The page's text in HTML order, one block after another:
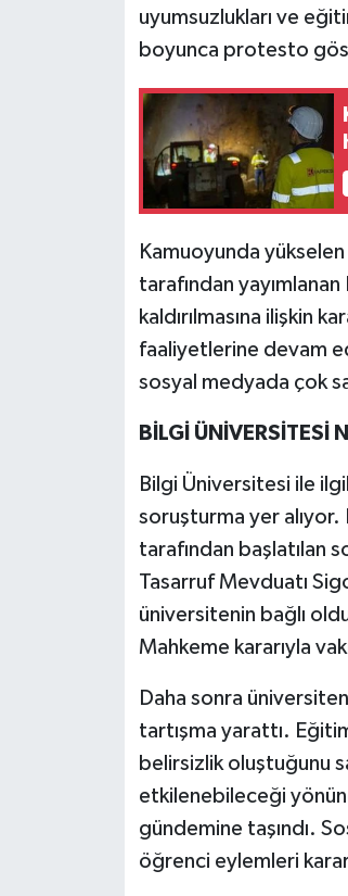
uyumsuzlukları ve
boyunca protesto
Kamuoyunda yükselen
tarafından
kaldırılmasına ilişkin
faaliyetlerine devam
sosyal medyada çok
BİLGİ ÜNİVERSİTESİ
Bilgi Üniversitesi ile
soruşturma yer alıyor.
tarafından başlatılan
Tasarruf Mevduatı
üniversitenin bağlı
Mahkeme kararıyla
Daha sonra
tartışma yarattı.
belirsizlik oluştuğunu
etkilenebileceği
gündemine taşındı.
öğrenci eylemleri